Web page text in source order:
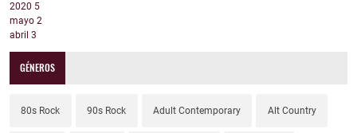
2020 5
mayo 2
abril 3
GÉNEROS
80s Rock 90s Rock Adult Contemporary Alt Country